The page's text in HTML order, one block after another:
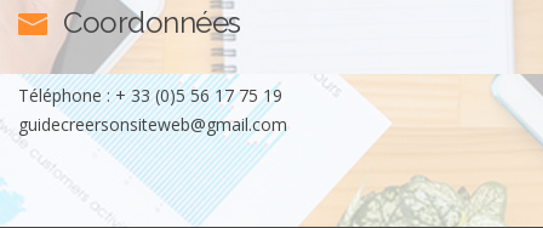
Coordonnées
Téléphone : + 33 (0)5 56 17 75 19
guidecreersonsiteweb@gmail.com